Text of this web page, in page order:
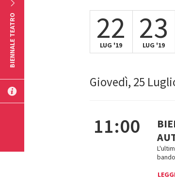
22
LUG '19 23
LUG '19
Giovedì, 25
INVIA
11:00
BIENNALE TEATRO